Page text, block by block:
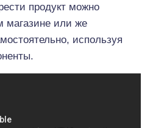
продукт можно
магазине или же
используя